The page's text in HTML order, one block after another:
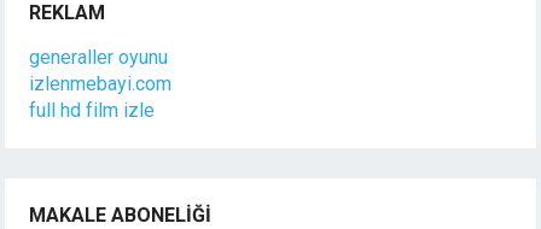
REKLAM
generaller oyunu
izlenmebayi.com
full hd film izle
MAKALE ABONELIĞI